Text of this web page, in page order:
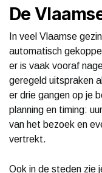
De
In veel Vlaamse
automatisch
er is vaak vooraf
geregeld uitspraken
er drie gangen op je
planning en timing:
van het bezoek en
vertrekt.
Ook in de steden zie